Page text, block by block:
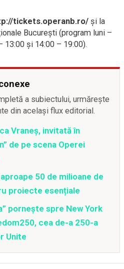
tickets.operanb.ro/ și la
București (program luni –
13:00 și 14:00 – 19:00).
a subiectului, urmărește
din același flux editorial.
Vraneș, invitată în
de pe scena Operei
50 de milioane de
proiecte esențiale
pornește spre New York
cea de-a 250-a
Unite